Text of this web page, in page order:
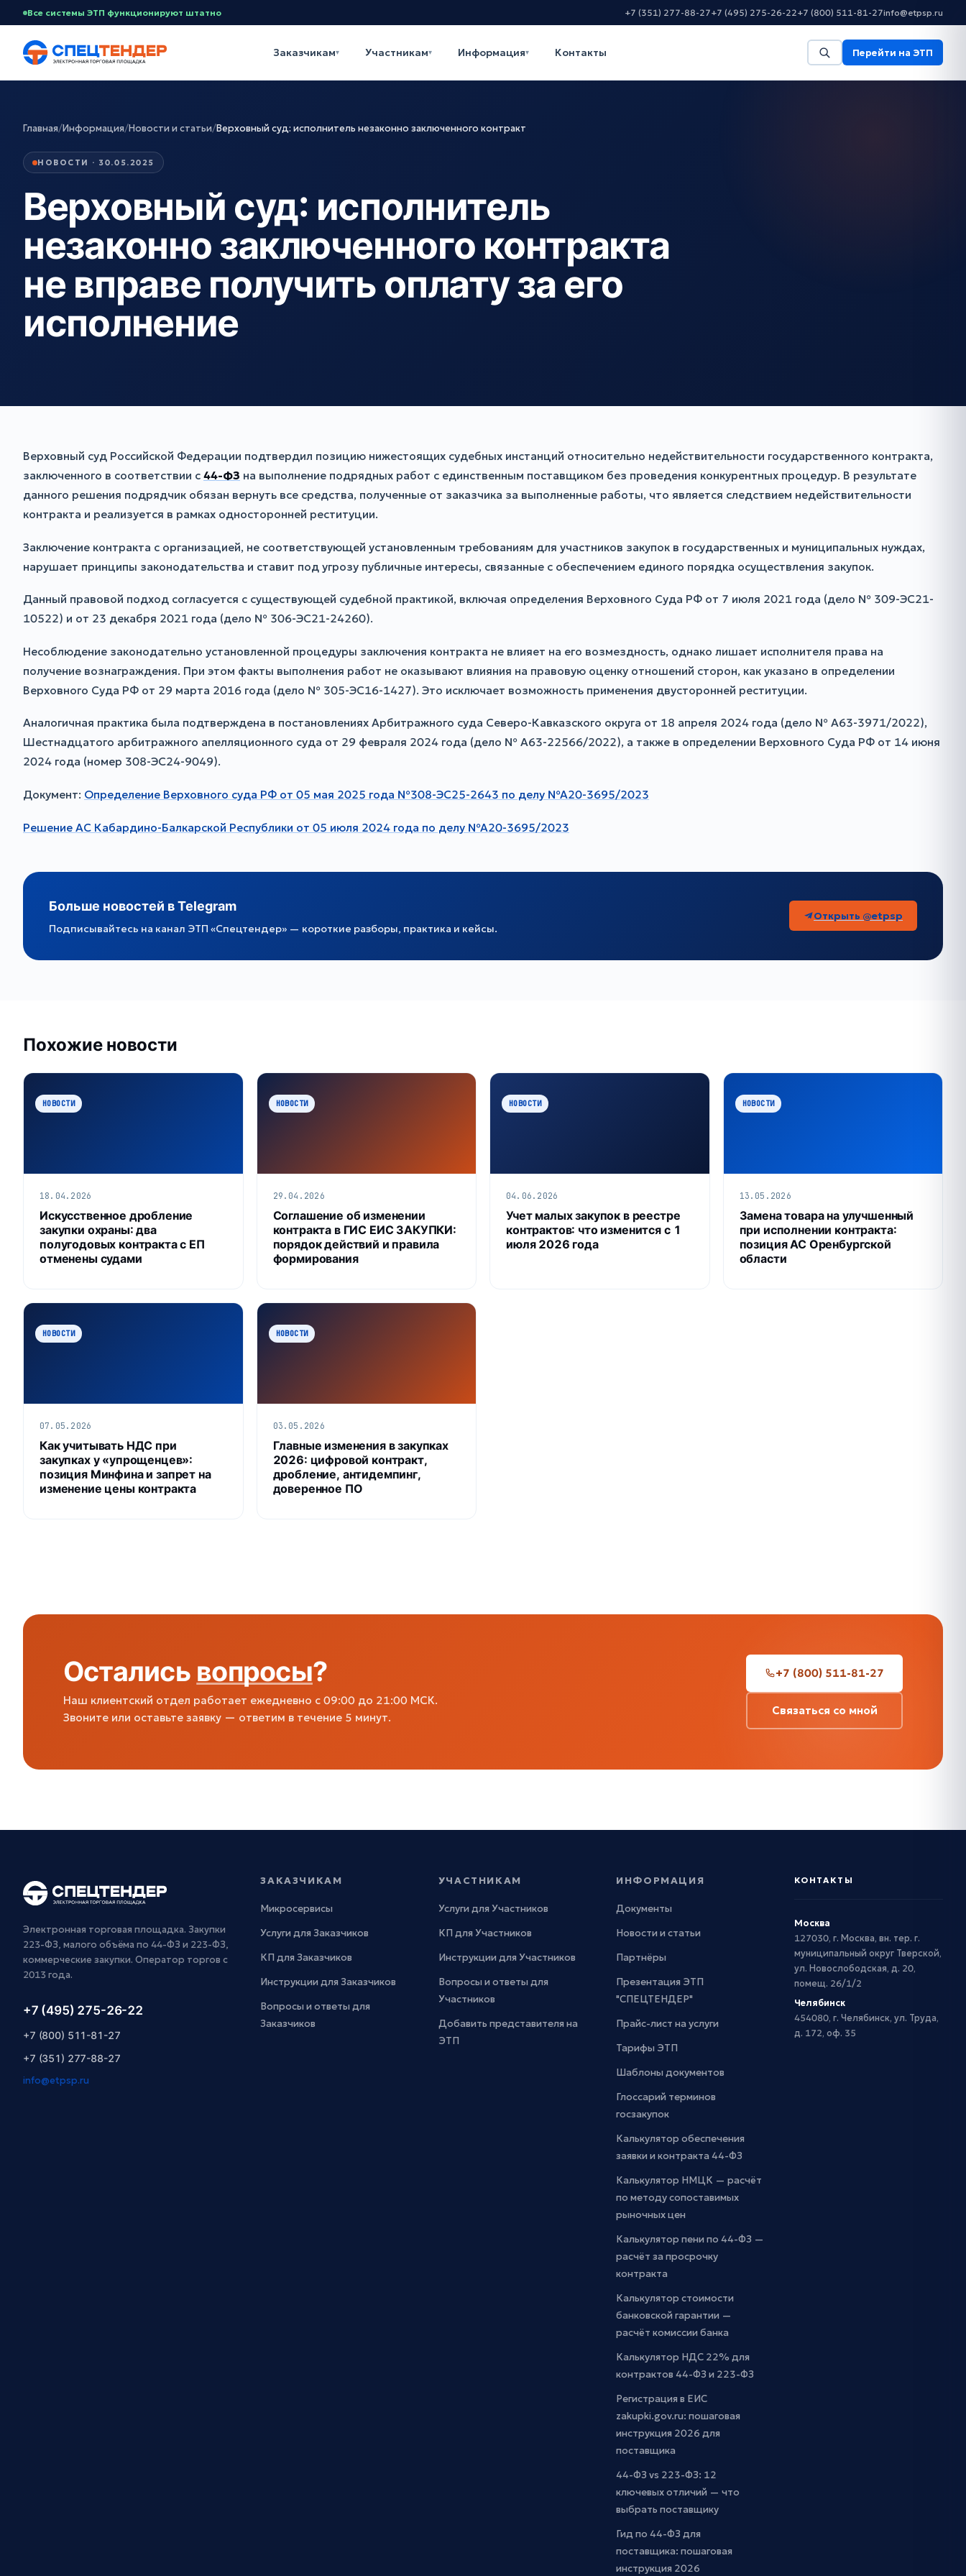
Все системы ЭТП функционируют штатно +7 (351) 277-88-27+7 (495) 275-26-22+7 (800) 511-81-27info@etpsp.ru
Заказчикам▾ Участникам▾ Информация▾ Контакты Перейти на ЭТП
Главная/Информация/Новости и статьи/Верховный суд: исполнитель незаконно заключенного контракт
НОВОСТИ · 30.05.2025
Верховный суд: исполнитель
незаконно заключенного контракта
не вправе получить оплату за его
исполнение
Верховный суд Российской Федерации подтвердил позицию нижестоящих судебных инстанций относительно недействительности государственного контракта,
заключенного в соответствии с 44-ФЗ на выполнение подрядных работ с единственным поставщиком без проведения конкурентных процедур. В результате
данного решения подрядчик обязан вернуть все средства, полученные от заказчика за выполненные работы, что является следствием недействительности
контракта и реализуется в рамках односторонней реституции.
Заключение контракта с организацией, не соответствующей установленным требованиям для участников закупок в государственных и муниципальных нуждах,
нарушает принципы законодательства и ставит под угрозу публичные интересы, связанные с обеспечением единого порядка осуществления закупок.
Данный правовой подход согласуется с существующей судебной практикой, включая определения Верховного Суда РФ от 7 июля 2021 года (дело № 309-ЭС21-
10522) и от 23 декабря 2021 года (дело № 306-ЭС21-24260).
Несоблюдение законодательно установленной процедуры заключения контракта не влияет на его возмездность, однако лишает исполнителя права на
получение вознаграждения. При этом факты выполнения работ не оказывают влияния на правовую оценку отношений сторон, как указано в определении
Верховного Суда РФ от 29 марта 2016 года (дело № 305-ЭС16-1427). Это исключает возможность применения двусторонней реституции.
Аналогичная практика была подтверждена в постановлениях Арбитражного суда Северо-Кавказского округа от 18 апреля 2024 года (дело № А63-3971/2022),
Шестнадцатого арбитражного апелляционного суда от 29 февраля 2024 года (дело № А63-22566/2022), а также в определении Верховного Суда РФ от 14 июня
2024 года (номер 308-ЭС24-9049).
Документ: Определение Верховного суда РФ от 05 мая 2025 года №308-ЭС25-2643 по делу №А20-3695/2023
Решение АС Кабардино-Балкарской Республики от 05 июля 2024 года по делу №А20-3695/2023
Больше новостей в Telegram
Подписывайтесь на канал ЭТП «Спецтендер» — короткие разборы, практика и кейсы.
Открыть @etpsp
Похожие новости
НОВОСТИ
18.04.2026
Искусственное дробление
закупки охраны: два
полугодовых контракта с ЕП
отменены судами
НОВОСТИ
29.04.2026
Соглашение об изменении
контракта в ГИС ЕИС ЗАКУПКИ:
порядок действий и правила
формирования
НОВОСТИ
04.06.2026
Учет малых закупок в реестре
контрактов: что изменится с 1
июля 2026 года
НОВОСТИ
13.05.2026
Замена товара на улучшенный
при исполнении контракта:
позиция АС Оренбургской
области
НОВОСТИ
07.05.2026
Как учитывать НДС при
закупках у «упрощенцев»:
позиция Минфина и запрет на
изменение цены контракта
НОВОСТИ
03.05.2026
Главные изменения в закупках
2026: цифровой контракт,
дробление, антидемпинг,
доверенное ПО
Остались вопросы?
Наш клиентский отдел работает ежедневно с 09:00 до 21:00 МСК.
Звоните или оставьте заявку — ответим в течение 5 минут.
+7 (800) 511-81-27
Связаться со мной
Электронная торговая площадка. Закупки
223-ФЗ, малого объёма по 44-ФЗ и 223-ФЗ,
коммерческие закупки. Оператор торгов с
2013 года.
+7 (495) 275-26-22
+7 (800) 511-81-27
+7 (351) 277-88-27
info@etpsp.ru
ЗАКАЗЧИКАМ
Микросервисы
Услуги для Заказчиков
КП для Заказчиков
Инструкции для Заказчиков
Вопросы и ответы для
Заказчиков
УЧАСТНИКАМ
Услуги для Участников
КП для Участников
Инструкции для Участников
Вопросы и ответы для
Участников
Добавить представителя на
ЭТП
ИНФОРМАЦИЯ
Документы
Новости и статьи
Партнёры
Презентация ЭТП
"СПЕЦТЕНДЕР"
Прайс-лист на услуги
Тарифы ЭТП
Шаблоны документов
Глоссарий терминов
госзакупок
Калькулятор обеспечения
заявки и контракта 44-ФЗ
Калькулятор НМЦК — расчёт
по методу сопоставимых
рыночных цен
Калькулятор пени по 44-ФЗ —
расчёт за просрочку
контракта
Калькулятор стоимости
банковской гарантии —
расчёт комиссии банка
Калькулятор НДС 22% для
контрактов 44-ФЗ и 223-ФЗ
Регистрация в ЕИС
zakupki.gov.ru: пошаговая
инструкция 2026 для
поставщика
44-ФЗ vs 223-ФЗ: 12
ключевых отличий — что
выбрать поставщику
Гид по 44-ФЗ для
поставщика: пошаговая
инструкция 2026
КОНТАКТЫ
Москва
127030, г. Москва, вн. тер. г.
муниципальный округ Тверской,
ул. Новослободская, д. 20,
помещ. 26/1/2
Челябинск
454080, г. Челябинск, ул. Труда,
д. 172, оф. 35